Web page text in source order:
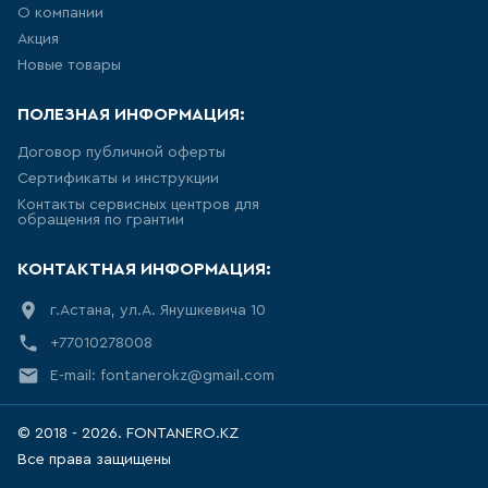
НАПОЛЬНЫЙ, ДЛЯ МОНТАЖА С
8 товаров
28 товаров
10 товаров
ПИССУАРЫ
5 товаров
СТОЛЕШНИЦУ
О компании
Акция
Новые товары
ПОЛЕЗНАЯ ИНФОРМАЦИЯ:
Договор публичной оферты
Сертификаты и инструкции
Контакты сервисных центров для
обращения по грантии
КОНТАКТНАЯ ИНФОРМАЦИЯ:
г.Астана, ул.А. Янушкевича 10
+77010278008
E-mail: fontanerokz@gmail.com
© 2018 - 2026. FONTANERO.KZ
Все права защищены